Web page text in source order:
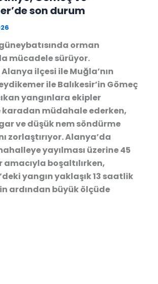
son durum
orman
mücadele sürüyor.
ilçesi ile Muğla’nın
ile Balıkesir’in Gömeç
yangınlara ekipler
müdahale ederken,
ve düşük nem söndürme
zorlaştırıyor. Alanya’da
yayılması üzerine 45
boşaltılırken,
yangın yaklaşık 13 saatlik
ardından büyük ölçüde